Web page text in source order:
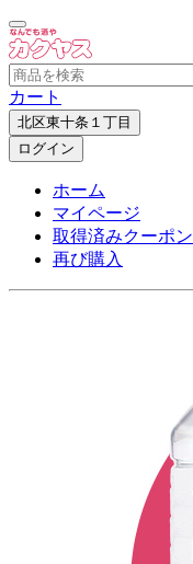
カート
北区東十条１丁目
ログイン
ホーム
マイページ
取得済みクーポン
再び購入